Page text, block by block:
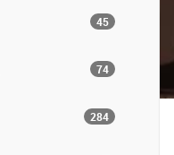
45
74
284